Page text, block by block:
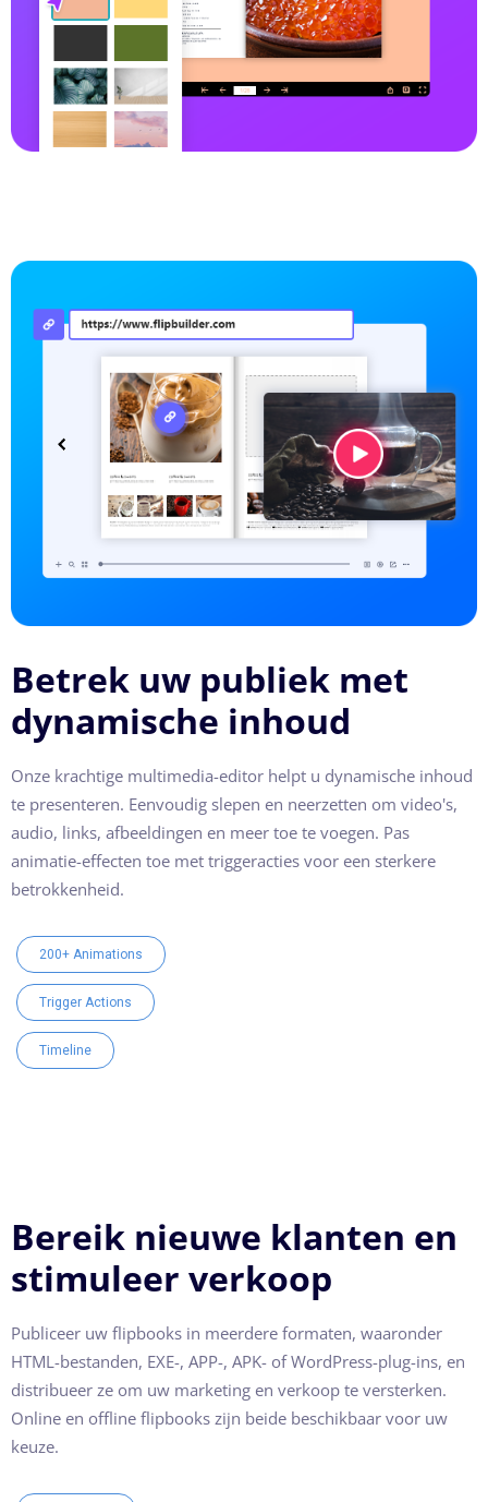
Betrek uw publiek met
dynamische inhoud
Onze krachtige multimedia-editor helpt u dynamische inhoud
te presenteren. Eenvoudig slepen en neerzetten om video's,
audio, links, afbeeldingen en meer toe te voegen. Pas
animatie-effecten toe met triggeracties voor een sterkere
betrokkenheid.
200+ Animations
Trigger Actions
Timeline
Bereik nieuwe klanten en
stimuleer verkoop
Publiceer uw flipbooks in meerdere formaten, waaronder
HTML-bestanden, EXE-, APP-, APK- of WordPress-plug-ins, en
distribueer ze om uw marketing en verkoop te versterken.
Online en offline flipbooks zijn beide beschikbaar voor uw
keuze.